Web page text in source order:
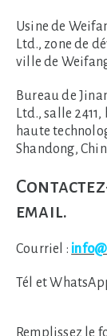
Usine de
Ltd., zone de
ville de
Bureau de
Ltd., salle
haute
Shandong,
email.
Courriel :
Tél et
Remplissez le